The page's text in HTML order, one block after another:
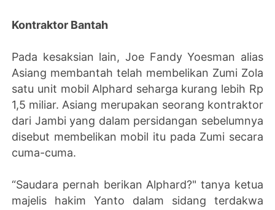
Kontraktor Bantah
Pada kesaksian lain, Joe Fandy Yoesman alias
Asiang membantah telah membelikan Zumi Zola
satu unit mobil Alphard seharga kurang lebih Rp
1,5 miliar. Asiang merupakan seorang kontraktor
dari Jambi yang dalam persidangan sebelumnya
disebut membelikan mobil itu pada Zumi secara
cuma-cuma.
“Saudara pernah berikan Alphard?" tanya ketua
majelis hakim Yanto dalam sidang terdakwa